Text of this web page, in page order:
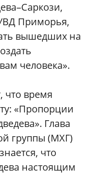
Приморья,
вышедших на
человека».
что время
«Пропорции
Глава
группы (МХГ)
что
настоящим